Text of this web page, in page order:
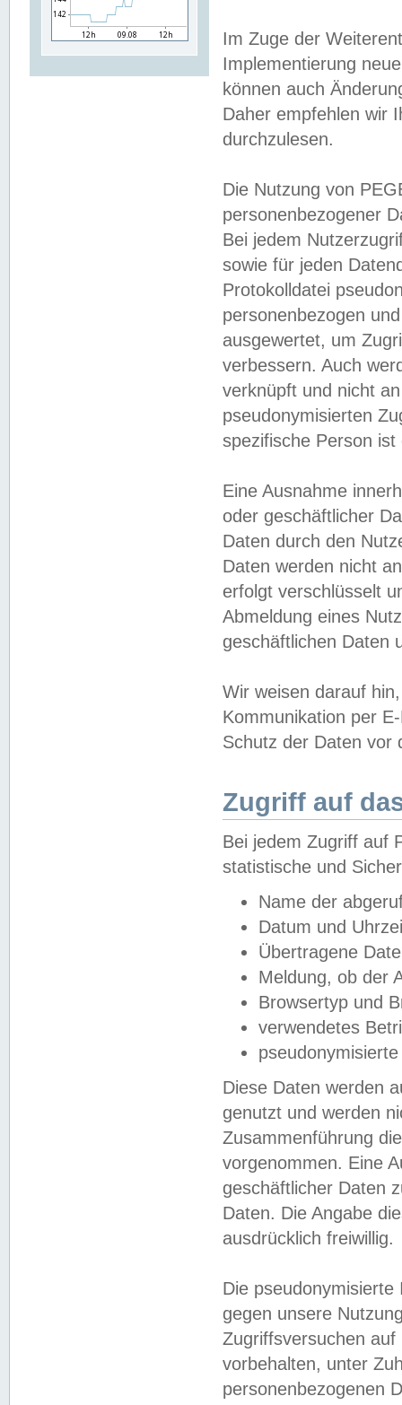
Im Zuge der
Implementierung
können auch
Daher empfehlen wir
durchzulesen.
Die Nutzung von
personenbezogener
Bei jedem
sowie für jeden
Protokolldatei
personenbezogen
ausgewertet, um
verbessern. Auch
verknüpft und nicht
pseudonymisierten
spezifische Person
Eine Ausnahme
oder geschäftlicher
Daten durch den
Daten werden nicht
erfolgt verschlüsselt
Abmeldung eines
geschäftlichen Daten
Wir weisen darauf
Kommunikation per
Schutz der Daten vor
Zugriff auf
Bei jedem Zugriff auf
statistische und
Name der
Datum und
Übertragene
Meldung, ob der
Browsertyp und
verwendetes
Diese Daten werden
genutzt und werden
Zusammenführung
vorgenommen. Eine
geschäftlicher Daten
Daten. Die Angabe
ausdrücklich freiwillig.
Die
gegen unsere
Zugriffsversuchen
vorbehalten, unter
personenbezogenen